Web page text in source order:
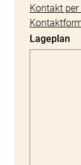
Kontakt per
Lageplan